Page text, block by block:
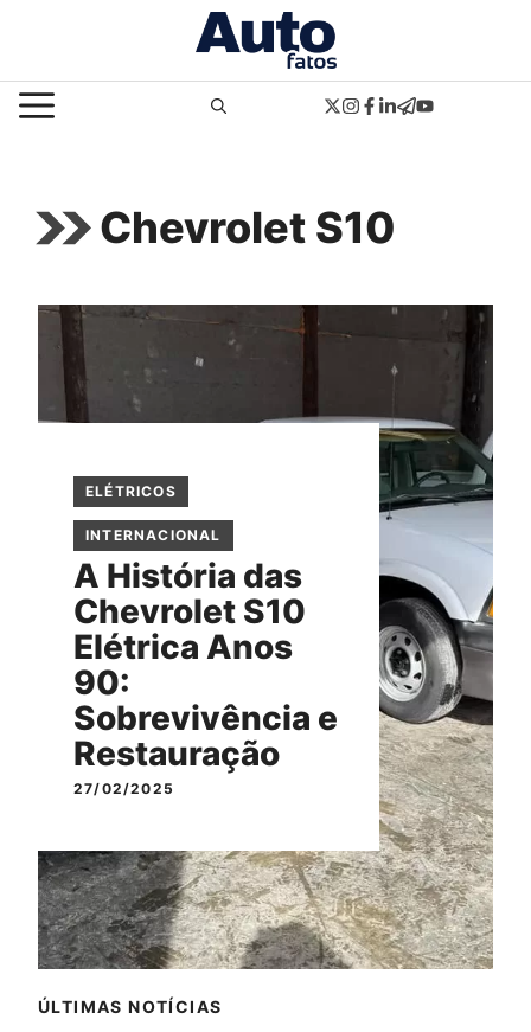
o
conteúdoMENU
Chevrolet S10
ELÉTRICOS
INTERNACIONAL
A História das
Chevrolet S10
Elétrica Anos
90:
Sobrevivência e
Restauração
27/02/2025
ÚLTIMAS NOTÍCIAS